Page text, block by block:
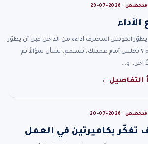
· 2026-07-29
الأداء
الكوتش المحترف أداءه من الداخل قبل أن يطوّر
؟ تجلس أمام عميلك، تستمع، تسأل سؤالاً ثم
آخر… و…
التفاصيل ←
· 2026-07-20
تفكّر بكاميرتين في العمل